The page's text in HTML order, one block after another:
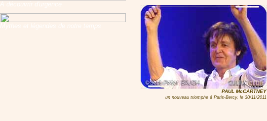
PAUL McCARTNEY
un nouveau triomphe à Paris-Bercy, le 30/11/2011